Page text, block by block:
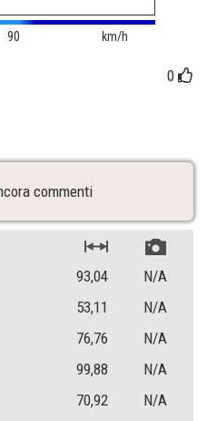
90 km/h
0
commenti
93,04
N/A
53,11
N/A
76,76
N/A
99,88
N/A
70,92
N/A